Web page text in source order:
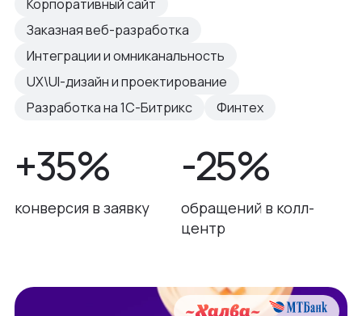
Корпоративный сайт
Заказная веб-разработка
Интеграции и омниканальность
UX\UI-дизайн и проектирование
Разработка на 1С-Битрикс
Финтех
+35%
конверсия в заявку
-25%
обращений в колл-
центр